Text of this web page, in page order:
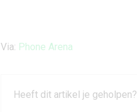
Via: Phone Arena
Heeft dit artikel je geholpen?